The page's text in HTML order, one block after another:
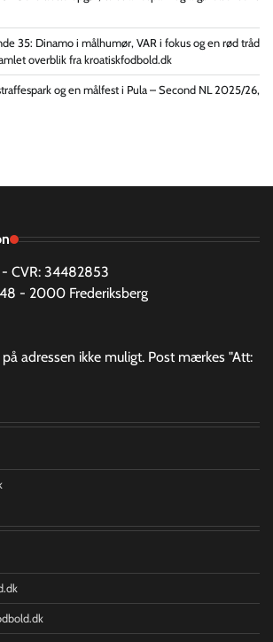
35: Dinamo i målhumør, VAR i fokus og en rød tråd
overblik fra kroatiskfodbold.dk
og en målfest i Pula – Second NL 2025/26,
CVR: 34482853
- 2000 Frederiksberg
adressen ikke muligt. Post mærkes "Att: